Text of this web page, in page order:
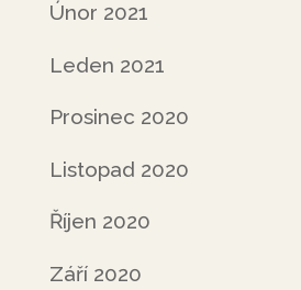
Únor 2021
Leden 2021
Prosinec 2020
Listopad 2020
Říjen 2020
Září 2020